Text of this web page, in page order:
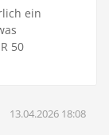
ein
50
13.04.2026 18:08